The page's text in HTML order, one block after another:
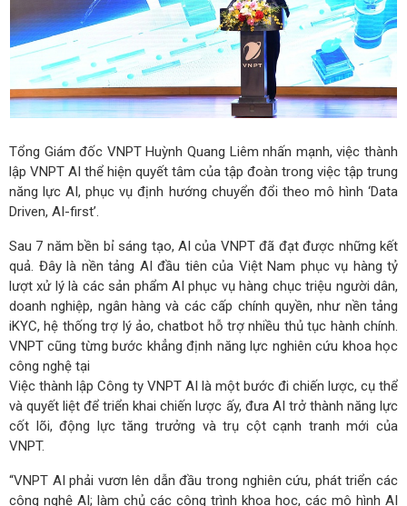
Tổng Giám đốc VNPT Huỳnh Quang Liêm nhấn mạnh, việc thành
lập VNPT AI thể hiện quyết tâm của tập đoàn trong việc tập trung
năng lực AI, phục vụ định hướng chuyển đổi theo mô hình ‘Data
Driven, AI-first’.
Sau 7 năm bền bỉ sáng tạo, AI của VNPT đã đạt được những kết
quả. Đây là nền tảng AI đầu tiên của Việt Nam phục vụ hàng tỷ
lượt xử lý là các sản phẩm AI phục vụ hàng chục triệu người dân,
doanh nghiệp, ngân hàng và các cấp chính quyền, như nền tảng
iKYC, hệ thống trợ lý ảo, chatbot hỗ trợ nhiều thủ tục hành chính.
VNPT cũng từng bước khẳng định năng lực nghiên cứu khoa học
công nghệ tại
Việc thành lập Công ty VNPT AI là một bước đi chiến lược, cụ thể
và quyết liệt để triển khai chiến lược ấy, đưa AI trở thành năng lực
cốt lõi, động lực tăng trưởng và trụ cột cạnh tranh mới của
VNPT.
“VNPT AI phải vươn lên dẫn đầu trong nghiên cứu, phát triển các
công nghệ AI; làm chủ các công trình khoa học, các mô hình AI